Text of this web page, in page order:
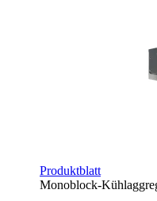
Produktblatt
Monoblock-